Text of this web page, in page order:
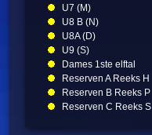
U7 (M)
U8 B (N)
U8A (D)
U9 (S)
Dames 1ste elftal
Reserven A Reeks H
Reserven B Reeks P
Reserven C Reeks S